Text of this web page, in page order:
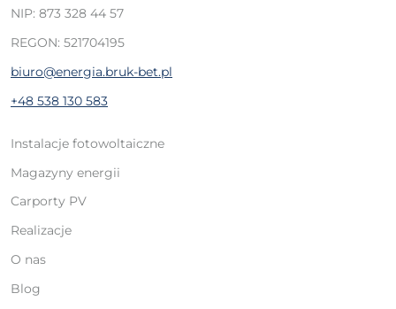
NIP: 873 328 44 57
REGON: 521704195
biuro@energia.bruk-bet.pl
+48 538 130 583
Instalacje fotowoltaiczne
Magazyny energii
Carporty PV
Realizacje
O nas
Blog